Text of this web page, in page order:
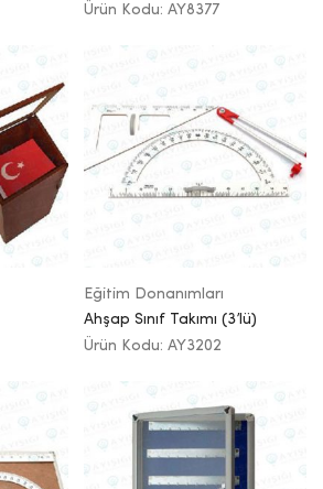
Ürün Kodu: AY8377
Eğitim Donanımları
Ahşap Sınıf Takımı (3’lü)
Ürün Kodu: AY3202